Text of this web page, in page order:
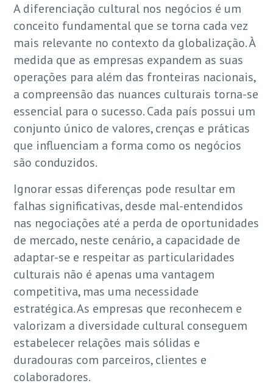
A diferenciação cultural nos negócios é um
conceito fundamental que se torna cada vez
mais relevante no contexto da globalização. À
medida que as empresas expandem as suas
operações para além das fronteiras nacionais,
a compreensão das nuances culturais torna-se
essencial para o sucesso. Cada país possui um
conjunto único de valores, crenças e práticas
que influenciam a forma como os negócios
são conduzidos.
Ignorar essas diferenças pode resultar em
falhas significativas, desde mal-entendidos
nas negociações até a perda de oportunidades
de mercado, neste cenário, a capacidade de
adaptar-se e respeitar as particularidades
culturais não é apenas uma vantagem
competitiva, mas uma necessidade
estratégica. As empresas que reconhecem e
valorizam a diversidade cultural conseguem
estabelecer relações mais sólidas e
duradouras com parceiros, clientes e
colaboradores.